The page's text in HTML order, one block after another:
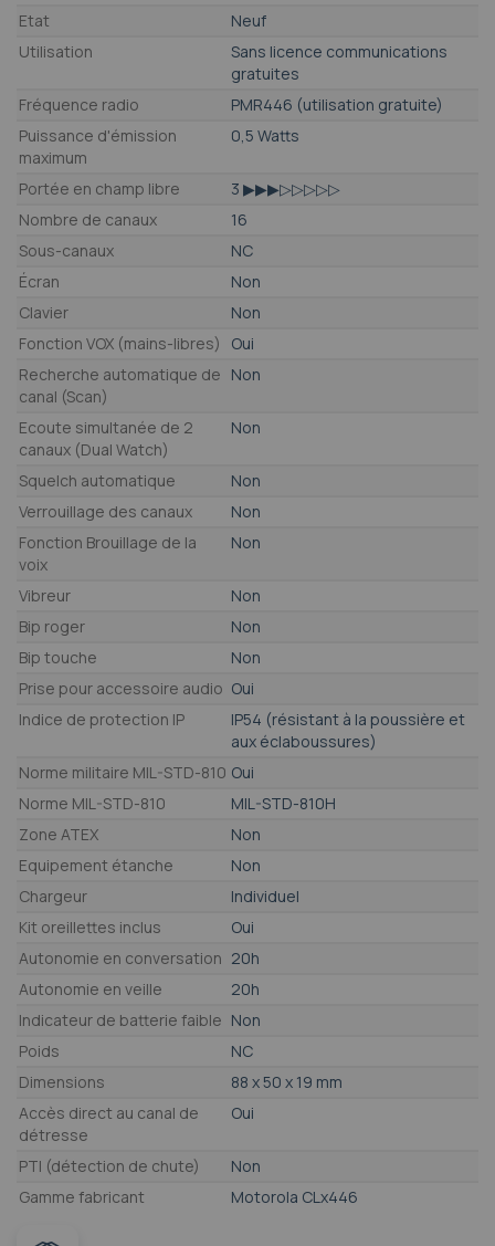
Etat
Neuf
Utilisation
Sans licence communications
gratuites
Fréquence radio
PMR446 (utilisation gratuite)
Puissance d'émission
maximum
0,5 Watts
Portée en champ libre
3 ▶▶▶▷▷▷▷▷
Nombre de canaux
16
Sous-canaux
NC
Écran
Non
Clavier
Non
Fonction VOX (mains-libres)
Oui
Recherche automatique de
canal (Scan)
Non
Ecoute simultanée de 2
canaux (Dual Watch)
Non
Squelch automatique
Non
Verrouillage des canaux
Non
Fonction Brouillage de la
voix
Non
Vibreur
Non
Bip roger
Non
Bip touche
Non
Prise pour accessoire audio Oui
Indice de protection IP
IP54 (résistant à la poussière et
aux éclaboussures)
Norme militaire MIL-STD-810 Oui
Norme MIL-STD-810
MIL-STD-810H
Zone ATEX
Non
Equipement étanche
Non
Chargeur
Individuel
Kit oreillettes inclus
Oui
Autonomie en conversation 20h
Autonomie en veille
20h
Indicateur de batterie faible Non
Poids
NC
Dimensions
88 x 50 x 19 mm
Accès direct au canal de
détresse
Oui
PTI (détection de chute)
Non
Gamme fabricant
Motorola CLx446